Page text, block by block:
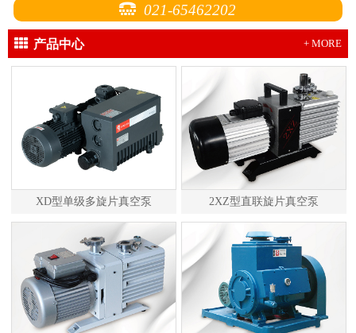
021-65462202
产品中心 + MORE
XD型单级多旋片真空泵 2XZ型直联旋片真空泵